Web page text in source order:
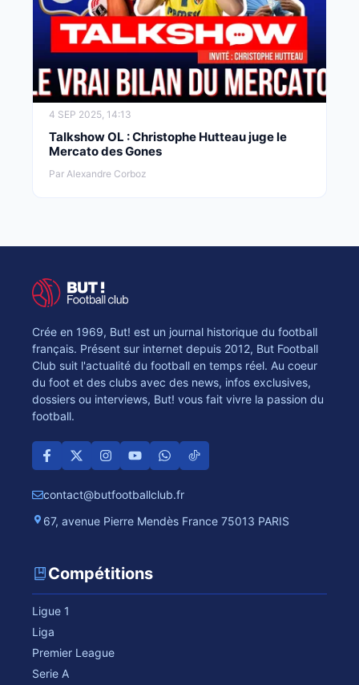
4 SEP 2025, 14:13
Talkshow OL : Christophe Hutteau juge le
Mercato des Gones
Par Alexandre Corboz
Crée en 1969, But! est un journal historique du football
français. Présent sur internet depuis 2012, But Football
Club suit l'actualité du football en temps réel. Au coeur
du foot et des clubs avec des news, infos exclusives,
dossiers ou interviews, But! vous fait vivre la passion du
football.
contact@butfootballclub.fr
67, avenue Pierre Mendès France 75013 PARIS
Compétitions
Ligue 1
Liga
Premier League
Serie A